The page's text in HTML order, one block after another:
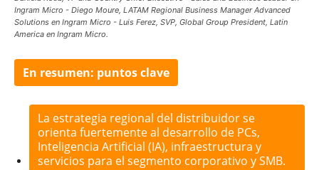
Ingram Micro - Diego Moure, LATAM Regional Business Manager Advanced
Solutions en Ingram Micro - Luis Ferez, SVP, Global Group President, Latin
America en Ingram Micro.
En resumen: puntos clave
La estrategia regional del distribuidor se
orienta fuertemente al desarrollo de PCs,
Inteligencia Artificial (IA), infraestructura y
servicios para el segmento corporativo y SMB.